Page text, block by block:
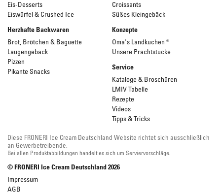
Eis-Desserts
Eiswürfel & Crushed Ice
Croissants
Süßes Kleingebäck
Herzhafte Backwaren
Brot, Brötchen & Baguette
Laugengebäck
Pizzen
Pikante Snacks
Konzepte
Oma's Landkuchen ®
Unsere Prachtstücke
Service
Kataloge & Broschüren
LMIV Tabelle
Rezepte
Videos
Tipps & Tricks
Diese FRONERI Ice Cream Deutschland Website richtet sich ausschließlich
an Gewerbetreibende.
Bei allen Produktabbildungen handelt es sich um Serviervorschläge.
© FRONERI Ice Cream Deutschland2026
Impressum
AGB